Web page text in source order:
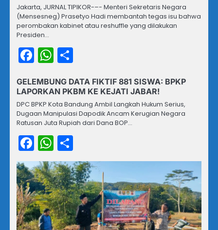
Jakarta, JURNAL TIPIKOR-–- Menteri Sekretaris Negara
(Mensesneg) Prasetyo Hadi membantah tegas isu bahwa
perombakan kabinet atau reshuffle yang dilakukan
Presiden…
Facebook
WhatsApp
GELEMBUNG DATA FIKTIF 881 SISWA: BPKP
LAPORKAN PKBM KE KEJATI JABAR!
DPC BPKP Kota Bandung Ambil Langkah Hukum Serius,
Dugaan Manipulasi Dapodik Ancam Kerugian Negara
Ratusan Juta Rupiah dari Dana BOP…
Facebook
WhatsApp